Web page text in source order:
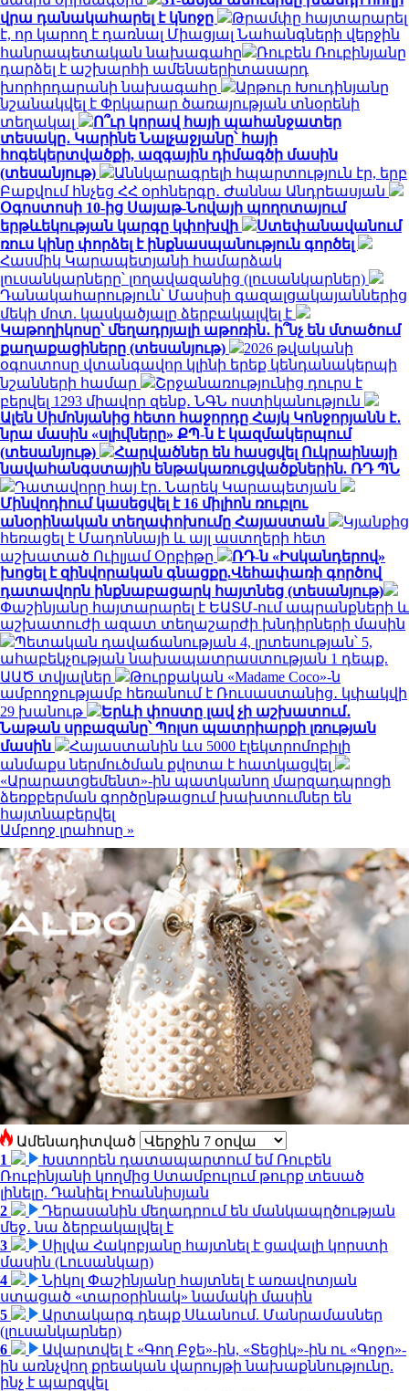
վրա դանակահարել է կնոջը
Թրամփը հայտարարել
է, որ կարող է դառնալ Միացյալ Նահանգների վերջին
հանրապետական ​​նախագահը
Ռուբեն Ռուբինյանը
դարձել է աշխարհի ամենաերիտասարդ
խորհրդարանի նախագահը
Արթուր Խուդինյանը
նշանակվել է Փրկարար ծառայության տնօրենի
տեղակալ
Ո՞ւր կորավ հայի պահանջատեր
տեսակը․ Կարինե Նալչաջյանը՝ հայի
հոգեկերտվածքի, ազգային դիմագծի մասին
(տեսանյութ)
Աննկարագրելի հպարտություն էր, երբ
Բաքվում հնչեց ՀՀ օրհներգը․ Ժաննա Անդրեասյան
Օգոստոսի 10-ից Սայաթ-Նովայի պողոտայում
երթևեկության կարգը կփոխվի
Ստեփանավանում
ռուս կինը փորձել է ինքնասպանություն գործել
Հասմիկ Կարապետյանի համարձակ
լուսանկարները՝ լողավազանից (լուսանկարներ)
Դանակահարություն՝ Մասիսի գազալցակայաններից
մեկի մոտ. կասկածյալը ձերբակալվել է
Կաթողիկոսը՝ մեղադրյալի աթոռին․ ի՞նչ են մտածում
քաղաքացիները (տեսանյութ)
2026 թվականի
օգոստոսը վտանգավոր կլինի երեք կենդանակերպի
նշանների համար
Շրջանառությունից դուրս է
բերվել 1293 միավոր զենք․ ՆԳՆ ոստիկանություն
Ալեն Սիմոնյանից հետո հաջորդը Հայկ Կոնջորյանն է․
նրա մասին «սլիվները» ՔՊ-ն է կազմակերպում
(տեսանյութ)
Հարվածներ են հասցվել Ուկրաինայի
նավահանգստային ենթակառուցվածքներին. ՌԴ ՊՆ
Դատավորը հայ էր․ Նարեկ Կարապետյան
Մինվոդիում կասեցվել է 16 միլիոն ռուբլու
անօրինական տեղափոխումը Հայաստան
Կյանքից
հեռացել է Մադոննայի և այլ աստղերի հետ
աշխատած Ուիլյամ Օրբիթը
ՌԴ-ն «Իսկանդերով»
խոցել է զինվորական գնացքը.Վեհափառի գործով
դատավորն ինքնաբացարկ հայտնեց (տեսանյութ)
Փաշինյանը հայտարարել է ԵԱՏՄ-ում ապրանքների և
աշխատուժի ազատ տեղաշարժի խնդիրների մասին
Պետական դավաճանության 4, լրտեսության՝ 5,
ահաբեկչության նախապատրաստության 1 դեպք.
ԱԱԾ տվյալներ
Թուրքական «Madame Coco»-ն
ամբողջությամբ հեռանում է Ռուսաստանից․ կփակվի
29 խանութ
Երևի փոստը լավ չի աշխատում․
Նաթան սրբազանը՝ Պոլսո պատրիարքի լռության
մասին
Հայաստանին ևս 5000 էլեկտրոմոբիլի
անմաքս ներմուծման քվոտա է հատկացվել
«Արարատցեմենտ»-ին պատկանող մարզադպրոցի
ձեռքբերման գործընթացում խախտումներ են
հայտնաբերվել
Ամբողջ լրահոսը »
Ամենադիտված
1
Խստորեն դատապարտում եմ Ռուբեն
Ռուբինյանի կողմից Ստամբուլում թուրք տեսած
լինելը. Դանիել Իոաննիսյան
2
Դերասանին մեղադրում են մանկապղծության
մեջ․ նա ձերբակալվել է
3
Սիլվա Հակոբյանը հայտնել է ցավալի կորստի
մասին (Լուսանկար)
4
Նիկոլ Փաշինյանը հայտնել է առավոտյան
ստացած «տարօրինակ» նամակի մասին
5
Արտակարգ դեպք Սևանում. Մանրամասներ
(լուսանկարներ)
6
Ավարտվել է «Գող Բջե»-ին, «Տեցիկ»-ին ու «Գոջո»-
ին առնչվող քրեական վարույթի նախաքննությունը.
ինչ է պարզվել